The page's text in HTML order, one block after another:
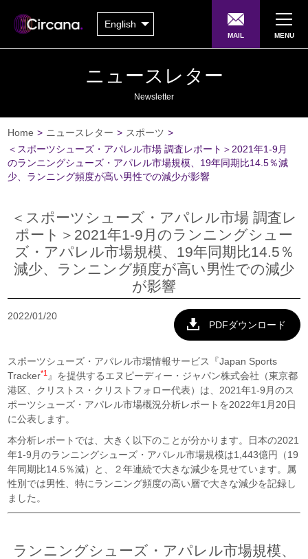
English
MAIL MENU
ニュースレター
Newsletter
Home > ニュースレター > スポーツ >
＜スポーツシューズ・アパレル市場 調査レポート＞2021年1-9月
のランニングシューズ・アパレル市場規模、19年同期比14.5％減
少、ランニング頻度が高い男性での減少が影響
＜スポーツシューズ・アパレル市場 調査レ
ポート＞2021年1-9月のランニングシュー
ズ・アパレル市場規模、19年同期比14.5％
減少、ランニング頻度が高い男性での減少
が影響
2022/01/20
PDFダウンロード
スポーツシューズ・アパレル市場情報サービス『Japan Sports
Tracker*1 』を提供するエヌピーディー・ジャパン株式会社（東京都
港区、クリストス・クリストフォロー代表）は、2021年1-9月のス
ポーツシューズ・アパレル市場概況分析レポートを2022年1月20日
に公表します。
本分析レポートでは、大きく以下のことが分かります。日本の2021
年1-9月のランニングシューズ・アパレル市場規模は1,443億円（19
年同期比14.5％減）と、２年連続で大きな減少を見せています。属
性別では男性、特にランニング頻度の高い層で大きな減少を記録し
ました。
ランニングシューズ・アパレル市場規模、